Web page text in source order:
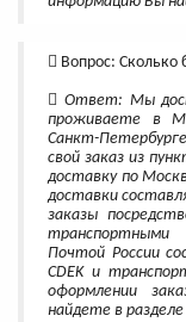
Вопрос: Сколько
Ответ: Мы
проживаете в
Санкт-
свой заказ из
доставку по
доставки
заказы
Почтой России
CDEK и
оформлении
найдете в разделе